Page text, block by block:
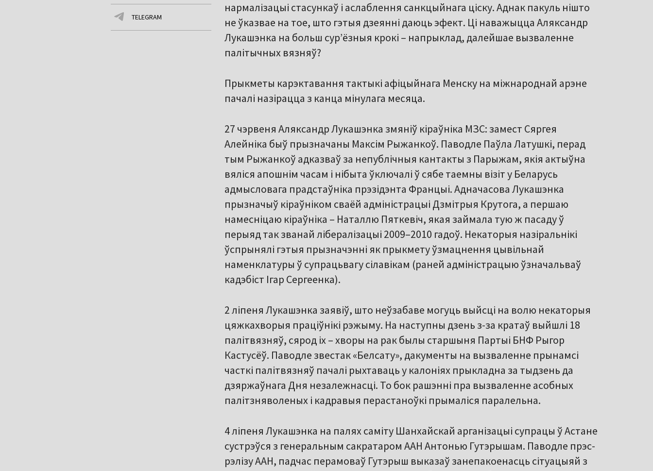
TELEGRAM
нармалізацыі стасункаў і аслаблення санкцыйнага ціску. Аднак пакуль нішто
не ўказвае на тое, што гэтыя дзеянні даюць эфект. Ці наважыцца Аляксандр
Лукашэнка на больш сур’ёзныя крокі – напрыклад, далейшае вызваленне
палітычных вязняў?
Прыкметы карэктавання тактыкі афіцыйнага Менску на міжнароднай арэне
пачалі назірацца з канца мінулага месяца.
27 чэрвеня Аляксандр Лукашэнка змяніў кіраўніка МЗС: замест Сяргея
Алейніка быў прызначаны Максім Рыжанкоў. Паводле Паўла Латушкі, перад
тым Рыжанкоў адказваў за непублічныя кантакты з Парыжам, якія актыўна
вяліся апошнім часам і нібыта ўключалі ў сябе таемны візіт у Беларусь
адмысловага прадстаўніка прэзідэнта Францыі. Адначасова Лукашэнка
прызначыў кіраўніком сваёй адміністрацыі Дзмітрыя Крутога, а першаю
намесніцаю кіраўніка – Наталлю Пяткевіч, якая займала тую ж пасаду ў
перыяд так званай лібералізацыі 2009–2010 гадоў. Некаторыя назіральнікі
ўспрынялі гэтыя прызначэнні як прыкмету ўзмацнення цывільнай
наменклатуры ў супрацьвагу сілавікам (раней адміністрацыю ўзначальваў
кадэбіст Ігар Сергеенка).
2 ліпеня Лукашэнка заявіў, што неўзабаве могуць выйсці на волю некаторыя
цяжкахворыя праціўнікі рэжыму. На наступны дзень з-за кратаў выйшлі 18
палітвязняў, сярод іх – хворы на рак былы старшыня Партыі БНФ Рыгор
Кастусёў. Паводле звестак «Белсату», дакументы на вызваленне прынамсі
часткі палітвязняў пачалі рыхтаваць у калоніях прыкладна за тыдзень да
дзяржаўнага Дня незалежнасці. То бок рашэнні пра вызваленне асобных
палітзняволеных і кадравыя перастаноўкі прымаліся паралельна.
4 ліпеня Лукашэнка на палях саміту Шанхайскай арганізацыі супрацы ў Астане
сустрэўся з генеральным сакратаром ААН Антонью Гутэрышам. Паводле прэс-
рэлізу ААН, падчас перамоваў Гутэрыш выказаў занепакоенасць сітуацыяй з